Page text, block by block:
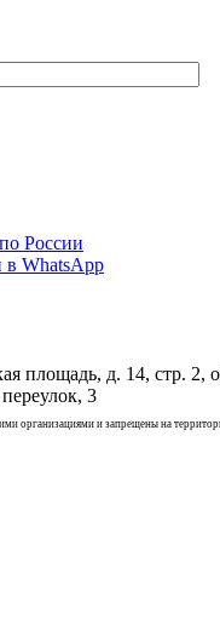
России
в WhatsApp
площадь, д. 14, стр. 2,
3
организациями и запрещены на